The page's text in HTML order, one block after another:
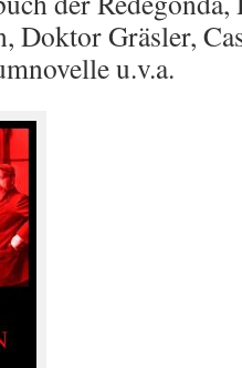
Doktor Gräsler,
u.v.a.